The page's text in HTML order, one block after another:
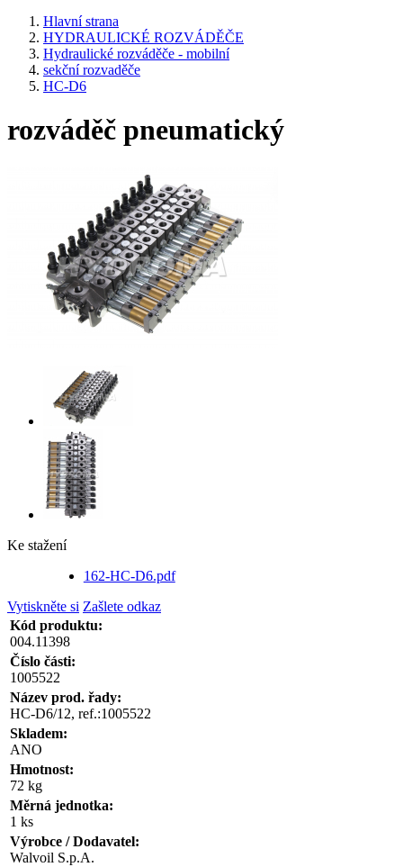
Hlavní strana
HYDRAULICKÉ ROZVÁDĚČE
Hydraulické rozváděče - mobilní
sekční rozvaděče
HC-D6
rozváděč pneumatický
Ke stažení
162-HC-D6.pdf
Vytiskněte si Zašlete odkaz
Kód produktu:
004.11398
Číslo části:
1005522
Název prod. řady:
HC-D6/12, ref.:1005522
Skladem:
ANO
Hmotnost:
72 kg
Měrná jednotka:
1 ks
Výrobce / Dodavatel:
Walvoil S.p.A.